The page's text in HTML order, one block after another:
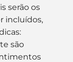
serão os
incluídos,
são